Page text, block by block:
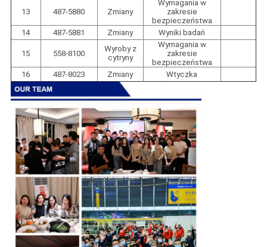
13 487-5880 Zmiany
Wymagania w
zakresie
bezpieczeństwa
14
487-5881 Zmiany Wyniki badań
15 558-8100
Wyroby z
cytryny
Wymagania w
zakresie
bezpieczeństwa
16
487-8023 Zmiany Wtyczka